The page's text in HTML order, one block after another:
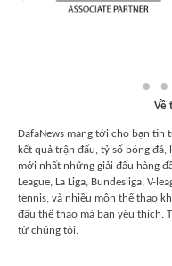
Về
DafaNews mang tới cho bạn
kết quả trận đấu, tỷ số bóng
mới nhất những giải đấu hàng
League, La Liga, Bundesliga, V-
tennis, và nhiều môn thể thao
đấu thể thao mà bạn yêu thích.
từ chúng tôi.